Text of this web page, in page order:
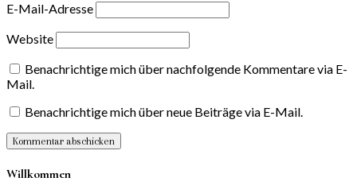
E-Mail-Adresse
Website
Benachrichtige mich über nachfolgende Kommentare via E-
Mail.
Benachrichtige mich über neue Beiträge via E-Mail.
Willkommen